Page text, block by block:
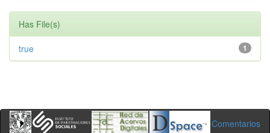
Has File(s)
1
true
Comentarios